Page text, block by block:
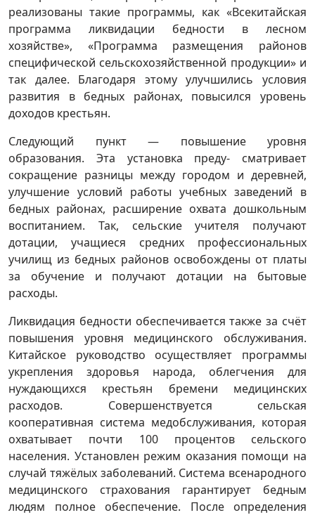
реализованы такие программы, как «Всекитайская
программа ликвидации бедности в лесном
хозяйстве», «Программа размещения районов
специфической сельскохозяйственной продукции» и
так далее. Благодаря этому улучшились условия
развития в бедных районах, повысился уровень
доходов крестьян.
Следующий пункт — повышение уровня
образования. Эта установка преду- сматривает
сокращение разницы между городом и деревней,
улучшение условий работы учебных заведений в
бедных районах, расширение охвата дошкольным
воспитанием. Так, сельские учителя получают
дотации, учащиеся средних профессиональных
училищ из бедных районов освобождены от платы
за обучение и получают дотации на бытовые
расходы.
Ликвидация бедности обеспечивается также за счёт
повышения уровня медицинского обслуживания.
Китайское руководство осуществляет программы
укрепления здоровья народа, облегчения для
нуждающихся крестьян бремени медицинских
расходов. Совершенствуется сельская
кооперативная система медобслуживания, которая
охватывает почти 100 процентов сельского
населения. Установлен режим оказания помощи на
случай тяжёлых заболеваний. Система всенародного
медицинского страхования гарантирует бедным
людям полное обеспечение. После определения